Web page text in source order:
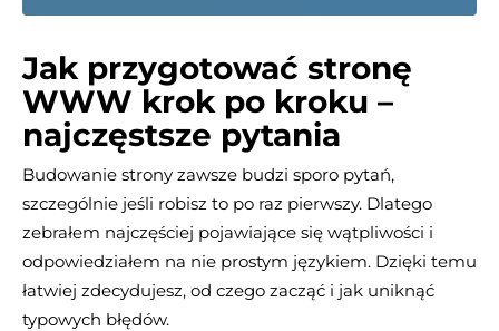
Jak przygotować stronę
WWW krok po kroku –
najczęstsze pytania
Budowanie strony zawsze budzi sporo pytań,
szczególnie jeśli robisz to po raz pierwszy. Dlatego
zebrałem najczęściej pojawiające się wątpliwości i
odpowiedziałem na nie prostym językiem. Dzięki temu
łatwiej zdecydujesz, od czego zacząć i jak uniknąć
typowych błędów.